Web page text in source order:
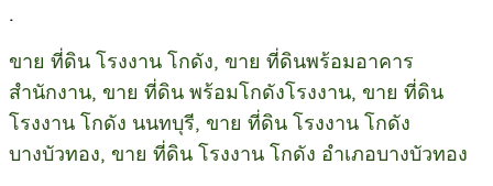
.
ขาย ที่ดิน โรงงาน โกดัง, ขาย ที่ดินพร้อมอาคาร
สำนักงาน, ขาย ที่ดิน พร้อมโกดังโรงงาน, ขาย ที่ดิน
โรงงาน โกดัง นนทบุรี, ขาย ที่ดิน โรงงาน โกดัง
บางบัวทอง, ขาย ที่ดิน โรงงาน โกดัง อำเภอบางบัวทอง